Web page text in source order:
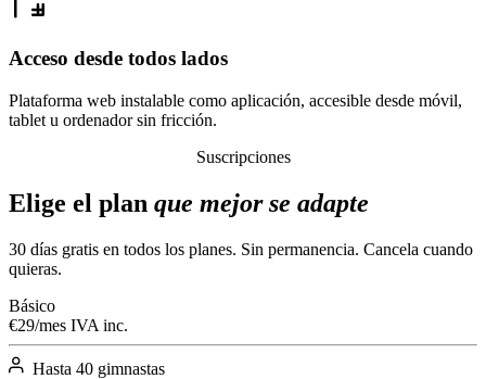
Acceso desde todos lados
Plataforma web instalable como aplicación, accesible desde móvil,
tablet u ordenador sin fricción.
Suscripciones
Elige el plan que mejor se adapte
30 días gratis en todos los planes. Sin permanencia. Cancela cuando
quieras.
Básico
€29/mes IVA inc.
Hasta 40 gimnastas